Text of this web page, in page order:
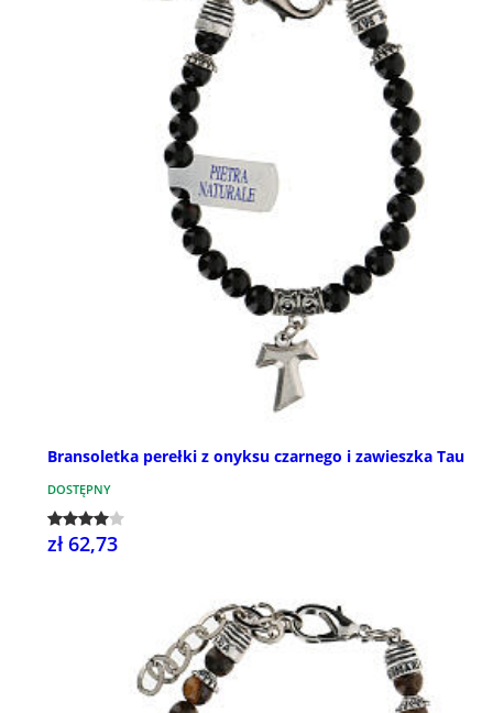
Bransoletka perełki z onyksu czarnego i zawieszka Tau
DOSTĘPNY
zł 62,73